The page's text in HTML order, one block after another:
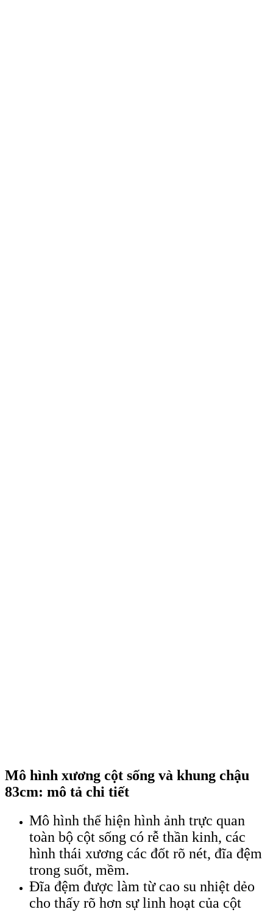
Mô hình xương cột sống và khung chậu
83cm: mô tả chi tiết
Mô hình thể hiện hình ảnh trực quan
toàn bộ cột sống có rễ thần kinh, các
hình thái xương các đốt rõ nét, đĩa đệm
trong suốt, mềm.
Đĩa đệm được làm từ cao su nhiệt dẻo
cho thấy rõ hơn sự linh hoạt của cột